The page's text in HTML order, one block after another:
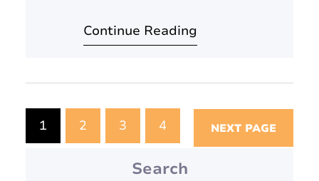
Lisätiedot sivulla Tapahtumat
Continue Reading
1 2 3 4 NEXT PAGE
Search